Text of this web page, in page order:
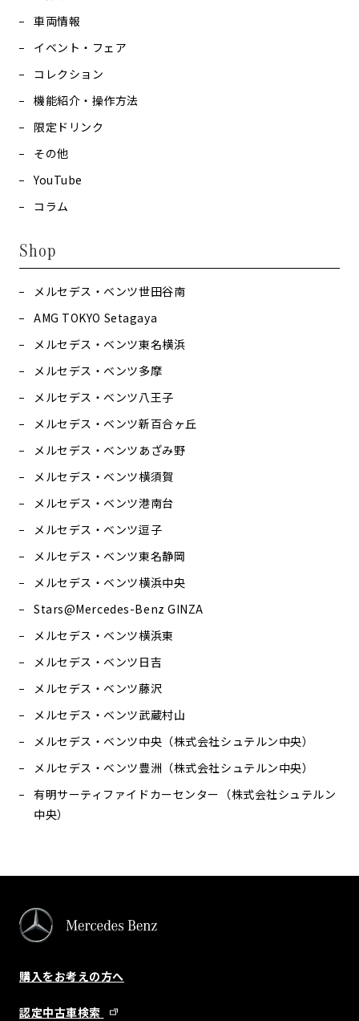
車両情報
イベント・フェア
コレクション
機能紹介・操作方法
限定ドリンク
その他
YouTube
コラム
Shop
メルセデス・ベンツ世田谷南
AMG TOKYO Setagaya
メルセデス・ベンツ東名横浜
メルセデス・ベンツ多摩
メルセデス・ベンツ八王子
メルセデス・ベンツ新百合ヶ丘
メルセデス・ベンツあざみ野
メルセデス・ベンツ横須賀
メルセデス・ベンツ港南台
メルセデス・ベンツ逗子
メルセデス・ベンツ東名静岡
メルセデス・ベンツ横浜中央
Stars@Mercedes-Benz GINZA
メルセデス・ベンツ横浜東
メルセデス・ベンツ日吉
メルセデス・ベンツ藤沢
メルセデス・ベンツ武蔵村山
メルセデス・ベンツ中央（株式会社シュテルン中央）
メルセデス・ベンツ豊洲（株式会社シュテルン中央）
有明サーティファイドカーセンター（株式会社シュテルン
中央）
購入をお考えの方へ
認定中古車検索